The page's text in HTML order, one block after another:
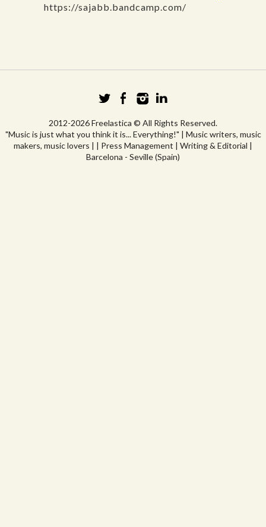
https://sajabb.bandcamp.com/
2012-2026 Freelastica © All Rights Reserved.
"Music is just what you think it is... Everything!" | Music writers, music
makers, music lovers | | Press Management | Writing & Editorial |
Barcelona - Seville (Spain)